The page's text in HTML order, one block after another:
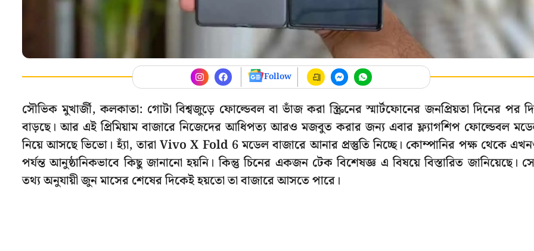
Follow
সৌভিক মুখার্জী, কলকাতা: গোটা বিশ্বজুড়ে ফোল্ডেবল বা ভাঁজ করা স্ক্রিনের স্মার্টফোনের জনপ্রিয়তা দিনের পর
বাড়ছে। আর এই প্রিমিয়াম বাজারে নিজেদের আধিপত্য আরও মজবুত করার জন্য এবার ফ্ল্যাগশিপ ফোল্ডেবল
নিয়ে আসছে ভিভো। হ্যাঁ, তারা Vivo X Fold 6 মডেল বাজারে আনার প্রস্তুতি নিচ্ছে। কোম্পানির পক্ষ থেকে
পর্যন্ত আনুষ্ঠানিকভাবে কিছু জানানো হয়নি। কিন্তু চিনের একজন টেক বিশেষজ্ঞ এ বিষয়ে বিস্তারিত জানিয়েছে।
তথ্য অনুযায়ী জুন মাসের শেষের দিকেই হয়তো তা বাজারে আসতে পারে।